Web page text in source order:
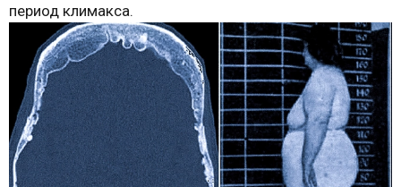
период климакса.